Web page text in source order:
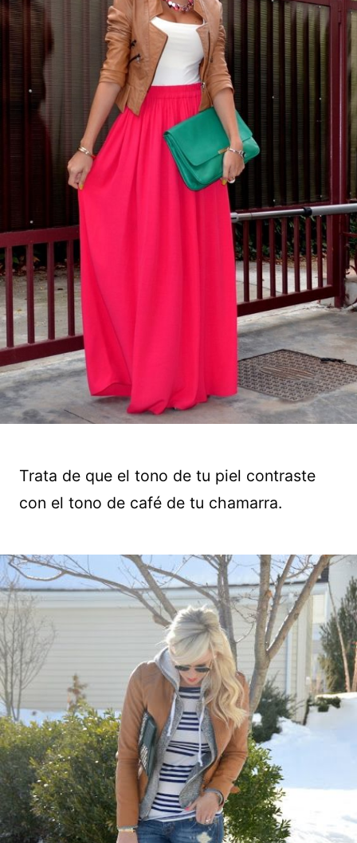
Trata de que el tono de tu piel contraste
con el tono de café de tu chamarra.